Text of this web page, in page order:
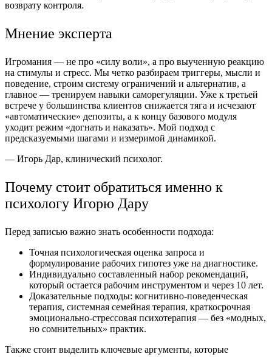
возврату контроля.
Мнение эксперта
Игромания — не про «силу воли», а про выученную реакцию
на стимулы и стресс. Мы четко разбираем триггеры, мысли и
поведение, строим систему ограничений и альтернатив, а
главное — тренируем навыки саморегуляции. Уже к третьей
встрече у большинства клиентов снижается тяга и исчезают
«автоматические» депозиты, а к концу базового модуля
уходит режим «догнать и наказать». Мой подход с
предсказуемыми шагами и измеримой динамикой.
— Игорь Дар, клинический психолог.
Почему стоит обратиться именно к
психологу Игорю Дару
Перед записью важно знать особенности подхода:
Точная психологическая оценка запроса и
формулирование рабочих гипотез уже на диагностике.
Индивидуально составленный набор рекомендаций,
который остается рабочим инструментом и через 10 лет.
Доказательные подходы: когнитивно-поведенческая
терапия, системная семейная терапия, краткосрочная
эмоционально-стрессовая психотерапия — без «модных,
но сомнительных» практик.
Также стоит выделить ключевые аргументы, которые